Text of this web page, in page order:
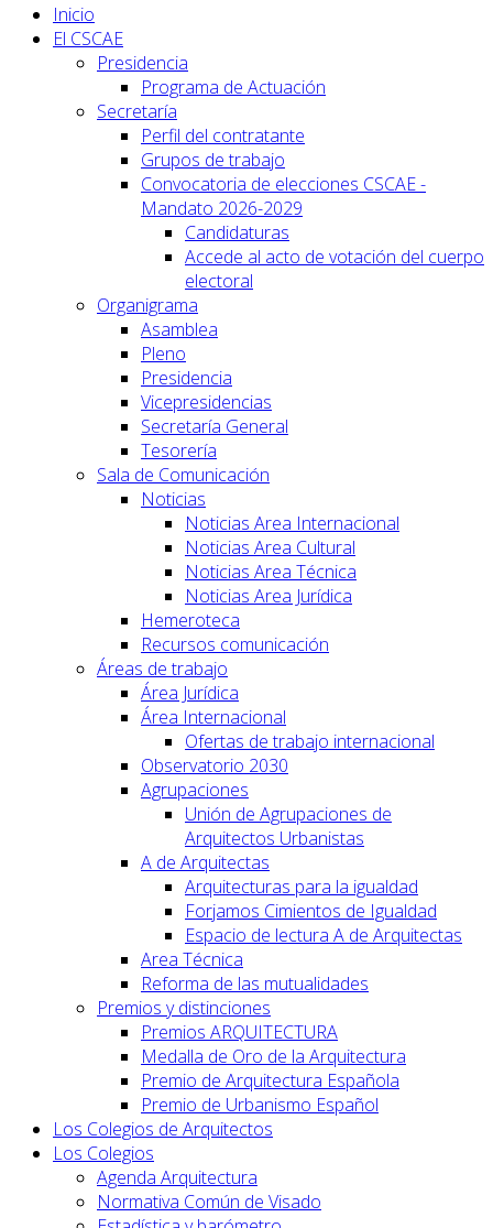
Inicio
El CSCAE
Presidencia
Programa de Actuación
Secretaría
Perfil del contratante
Grupos de trabajo
Convocatoria de elecciones CSCAE -
Mandato 2026-2029
Candidaturas
Accede al acto de votación del cuerpo
electoral
Organigrama
Asamblea
Pleno
Presidencia
Vicepresidencias
Secretaría General
Tesorería
Sala de Comunicación
Noticias
Noticias Area Internacional
Noticias Area Cultural
Noticias Area Técnica
Noticias Area Jurídica
Hemeroteca
Recursos comunicación
Áreas de trabajo
Área Jurídica
Área Internacional
Ofertas de trabajo internacional
Observatorio 2030
Agrupaciones
Unión de Agrupaciones de
Arquitectos Urbanistas
A de Arquitectas
Arquitecturas para la igualdad
Forjamos Cimientos de Igualdad
Espacio de lectura A de Arquitectas
Area Técnica
Reforma de las mutualidades
Premios y distinciones
Premios ARQUITECTURA
Medalla de Oro de la Arquitectura
Premio de Arquitectura Española
Premio de Urbanismo Español
Los Colegios de Arquitectos
Los Colegios
Agenda Arquitectura
Normativa Común de Visado